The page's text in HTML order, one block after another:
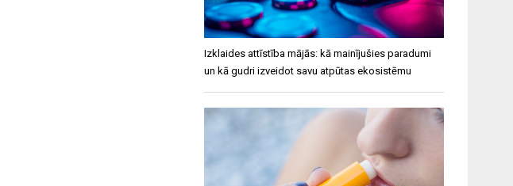
Izklaides attīstība mājās: kā mainījušies paradumi
un kā gudri izveidot savu atpūtas ekosistēmu